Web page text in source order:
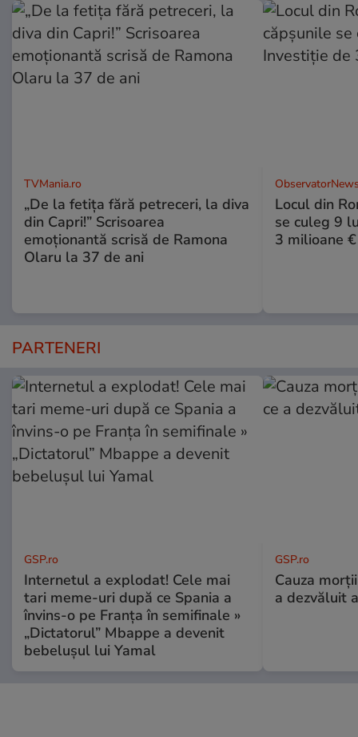
TVMania.ro
„De la fetița fără petreceri, la diva
din Capri!” Scrisoarea
emoționantă scrisă de Ramona
Olaru la 37 de ani
Locul din
se culeg 9
3 milioane €
PARTENERI
GSP.ro
Internetul a explodat! Cele mai
tari meme-uri după ce Spania a
învins-o pe Franța în semifinale »
„Dictatorul” Mbappe a devenit
bebelușul lui Yamal
GSP.ro
Cauza
a dezvăluit